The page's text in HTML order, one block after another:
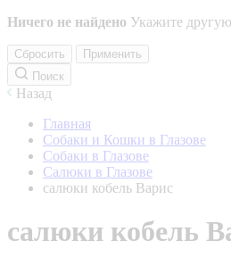
Ничего не найдено Укажите
Сбросить
Применить
Поиск
Назад
Главная
Собаки и Кошки в Глазове
Собаки в Глазове
Салюки в Глазове
салюки кобель Варис
салюки кобель